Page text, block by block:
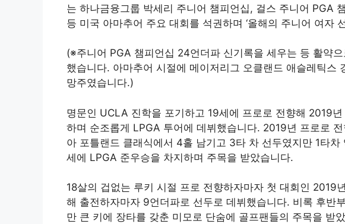
는 하나금융그룹 박세리 주니어 챔피언십, 걸스 주니어 PGA
등 미국 아마추어 주요 대회를 석권하며 ‘올해의 주니어 여자
(※주니어 PGA 챔피언십 24언더파 신기록을 세우는 등 활약
했습니다. 아마추어 시절에 메이저리그 오클랜드 애슬레틱스
망주였습니다.)
명문인 UCLA 진학을 포기하고 19세에 프로로 전향해 2019
하며 순조롭게 LPGA 투어에 데뷔했습니다. 2019년 프로로
아 포틀랜드 클래식에서 4홀 남기고 3타 차 선두였지만 1타차
세에 LPGA 준우승을 차지하며 주목을 받았습니다.
18살의 겁없는 루키 시절 프로 전향하자마자 첫 대회인 2019
해 출전하자마자 9언더파로 선두로 데뷔했습니다. 비록 후반
만 큰 키에 장타를 갖춘 미모로 단숨에 골프팬들의 주목을 받